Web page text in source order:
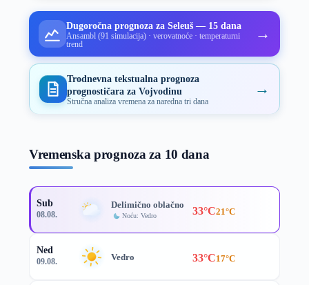
Dugoročna prognoza za Seleuš — 15 dana
Ansambl (91 simulacija) · verovatnoće · temperaturni
trend
→
Trodnevna tekstualna prognoza
prognostičara za Vojvodinu
Stručna analiza vremena za naredna tri dana
→
Vremenska prognoza za 10 dana
Sub
08.08.
Delimično oblačno
Noću: Vedro 33°C21°C
Ned
09.08. Vedro 33°C17°C